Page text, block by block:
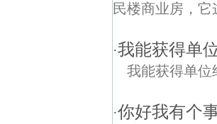
民楼商业房，
·我能获得单
我能获得单位
·你好我有个